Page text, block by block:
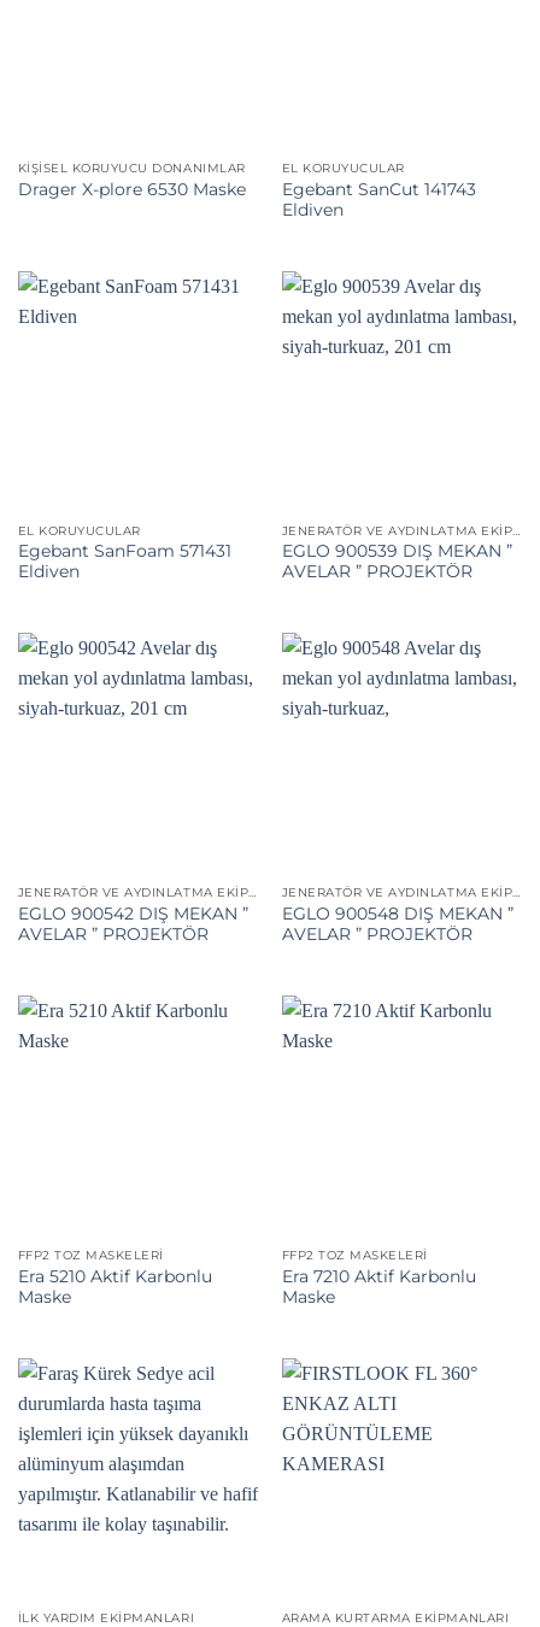
KIŞISEL KORUYUCU DONANIMLAR
Drager X-plore 6530 Maske
EL KORUYUCULAR
Egebant SanCut 141743
Eldiven
EL KORUYUCULAR
Egebant SanFoam 571431
Eldiven
JENERATÖR VE AYDINLATMA EKIPMANLARI
EGLO 900539 DIŞ MEKAN ”
AVELAR ” PROJEKTÖR
JENERATÖR VE AYDINLATMA EKIPMANLARI
EGLO 900542 DIŞ MEKAN ”
AVELAR ” PROJEKTÖR
JENERATÖR VE AYDINLATMA EKIPMANLARI
EGLO 900548 DIŞ MEKAN ”
AVELAR ” PROJEKTÖR
FFP2 TOZ MASKELERI
Era 5210 Aktif Karbonlu
Maske
FFP2 TOZ MASKELERI
Era 7210 Aktif Karbonlu
Maske
İLK YARDIM EKIPMANLARI ARAMA KURTARMA EKIPMANLARI